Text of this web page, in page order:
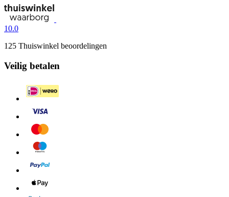
10.0
125 Thuiswinkel beoordelingen
Veilig betalen